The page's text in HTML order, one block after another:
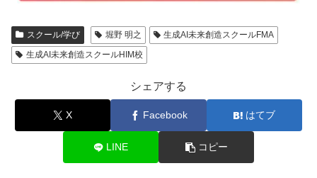
スクール/学び 堀野 明之
生成AI未来創造スクールFMA
生成AI未来創造スクールHIM校
シェアする
X Facebook はてブ
LINE コピー